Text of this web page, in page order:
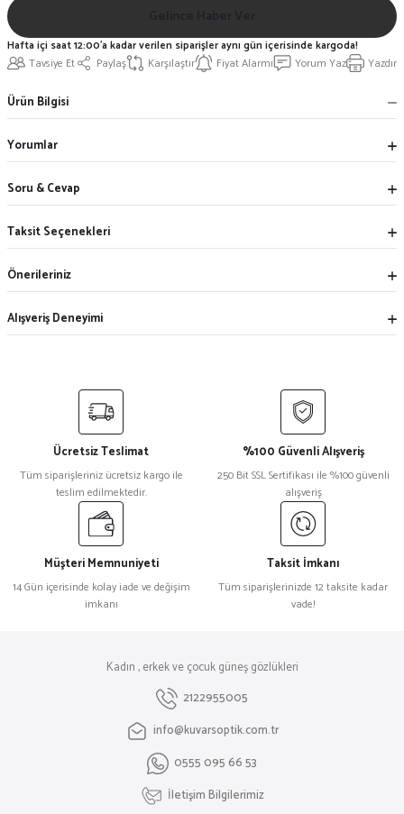
Tavsiye Et Paylaş Karşılaştır Fiyat Alarmı Yorum Yaz Yazdır
Hafta içi saat 12:00'a kadar verilen siparişler aynı gün içerisinde kargoda!
Ürün Bilgisi
Yorumlar
Soru & Cevap
Taksit Seçenekleri
Önerileriniz
Alışveriş Deneyimi
Ücretsiz Teslimat
Tüm siparişleriniz ücretsiz kargo ile
teslim edilmektedir.
%100 Güvenli Alışveriş
250 Bit SSL Sertifikası ile %100 güvenli
alışveriş
Müşteri Memnuniyeti
14 Gün içerisinde kolay iade ve değişim
imkanı
Taksit İmkanı
Tüm siparişlerinizde 12 taksite kadar
vade!
Kadın , erkek ve çocuk güneş gözlükleri
2122955005
info@kuvarsoptik.com.tr
0555 095 66 53
İletişim Bilgilerimiz